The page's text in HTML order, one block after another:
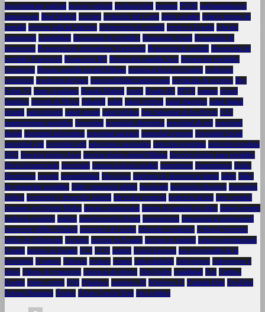
procedimiento judicial proceso judicial productividad protesta PSOE quebrantahuesos
ransomware Real Madrid reciclaje recitación del Corán redes sociales reducir tiempo de
pantalla reforma judicial Sánchez refrigeración de portátil regreso a España relación
sentimental rentabilidad Reparacion de portátiles Reparación Apple Reparación de
impresoras Reparación de ordenadores Fuengirola Reparación de portátil Reparación de
portátiles Fuengirola Reparación HP Reparación pantalla Acer Reparación portátiles
Fuengirola Reparar pantalla portátil Málaga residencia fiscal en España resiliencia
resistencia resolución del juez responsabilidad institucional revelación de secretos Rey
Felipe VI ritmo circadiano Rosalía Madrid router Router 4G RTVE ruptura récord
histórico récords de Messi Sabadell salud salud cerebral salud digestiva salud digital
infantil salud infantil salud mental salud pública San Sebastián de los Reyes SAT
mantenimiento portátiles Seguridad seguridad cibernética seguridad de red seguridad
digital seguridad informática seguridad nacional seguridad regional Seguridad Social
seguridad vial seguridad wifi selecciones nacionales selección argentina selección española
SEO Servicio técnico Asus servicio técnico dental Málaga Servicio técnico para portátiles
Silvia Intxaurrondo sinceridad sistema judicial español smartphone Smartphones Soltec
Electrónica soporte sostenibilidad Stop-Loss síndrome de abstinencia digital tablet Taller
de reparación portátiles Taller reparación tablets tecnología tecnología educativa tecnología
médica tecnología y desarrollo infantil televisión española tendencia alcista tenis español
tensiones en Oriente Medio tensión institucional tiempo de pantalla en niños trabajo remoto
tradición española trading transformación digital transparencia transparencia institucional
transporte público Madrid trastornos del sueño tribunales españoles Tribunal Supremo
tráfico de influencias Turismo turismo en España turismo en madrid turismo internacional
España turistas en España UCI UCO unidad Unión Europea uso responsable de la
tecnología Usuarios Valencia vecinos verano vida saludable videojuegos videojuegos y
niños Videos de reparación violencia de género Vito Quiles volatilidad Vox Vuelta a
España vídeos cortos Wifi Windows windows 10 Windows 11 Yolanda Díaz YouTube
Zohran Mamdani Ábalos Álvaro García Ortiz ética política